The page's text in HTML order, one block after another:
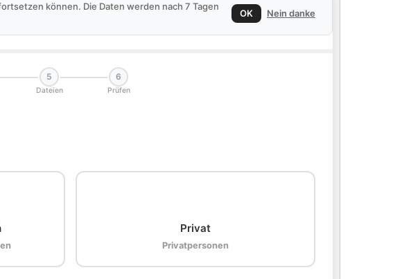
können. Die Daten werden nach 7 Tagen
OK Nein danke
5
Dateien
6
Prüfen
Privat
Privatpersonen